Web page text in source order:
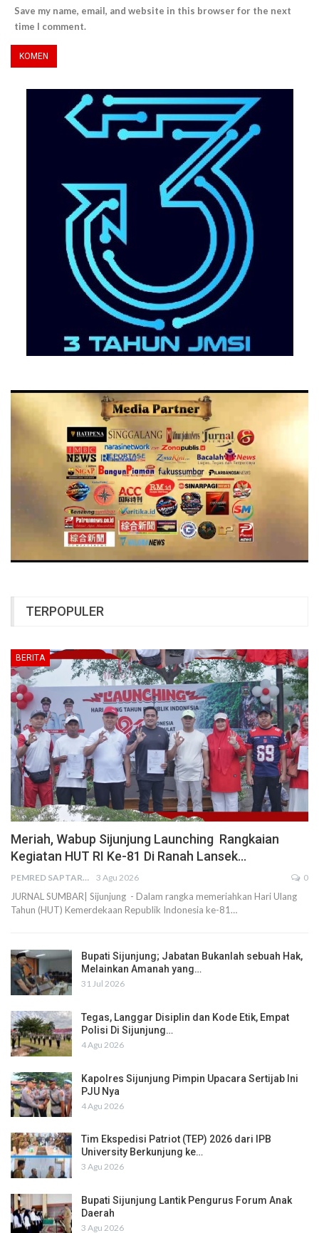
Save my name, email, and website in this browser for the next
time I comment.
TERPOPULER
BERITA
Meriah, Wabup Sijunjung Launching Rangkaian
Kegiatan HUT RI Ke-81 Di Ranah Lansek…
PEMRED SAPTARIUS 3 Agu 2026 0
JURNAL SUMBAR| Sijunjung - Dalam rangka memeriahkan Hari Ulang
Tahun (HUT) Kemerdekaan Republik Indonesia ke-81…
Bupati Sijunjung; Jabatan Bukanlah sebuah Hak,
Melainkan Amanah yang…
31 Jul 2026
Tegas, Langgar Disiplin dan Kode Etik, Empat
Polisi Di Sijunjung…
4 Agu 2026
Kapolres Sijunjung Pimpin Upacara Sertijab Ini
PJU Nya
4 Agu 2026
Tim Ekspedisi Patriot (TEP) 2026 dari IPB
University Berkunjung ke…
3 Agu 2026
Bupati Sijunjung Lantik Pengurus Forum Anak
Daerah
3 Agu 2026